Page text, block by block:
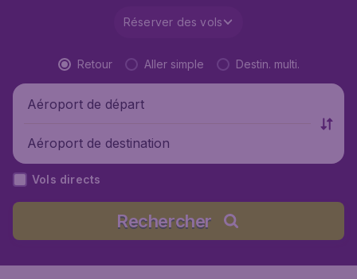
Réserver des vols
Retour Aller simple Destin. multi.
Aéroport de départ
Aéroport de destination
Vols directs
Rechercher